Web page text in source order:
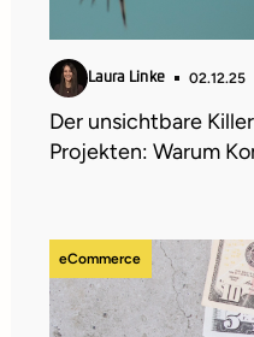
Laura Linke 02.12.25
Der unsichtbare
Projekten: Warum
eCommerce